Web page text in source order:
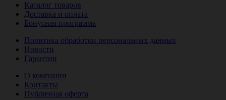
Каталог товаров
Доставка и оплата
Бонусная программа
Политика обработки персональных данных
Новости
Гарантии
О компании
Контакты
Публичная оферта